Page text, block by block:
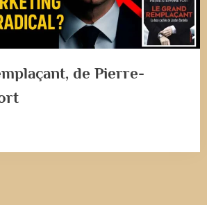
de Pierre-